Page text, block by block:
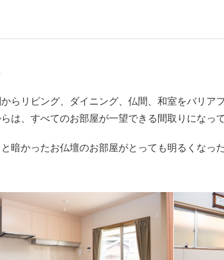
らリビング、ダイニング、仏間、和室をバリア
は、すべてのお部屋が一望できる間取りになって
暗かったお仏壇のお部屋がとっても明るくなっ